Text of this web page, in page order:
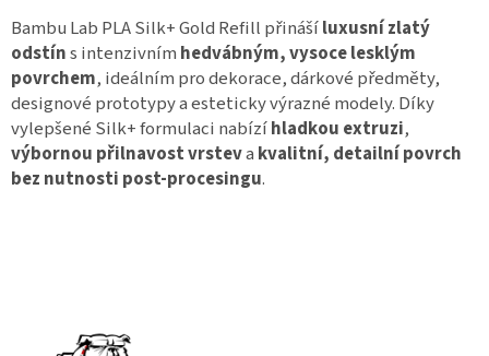
Bambu Lab PLA Silk+ Gold Refill přinášíluxusní zlatý
odstíns intenzivním hedvábným, vysoce lesklým
povrchem, ideálním pro dekorace, dárkové předměty,
designové prototypy a esteticky výrazné modely. Díky
vylepšené Silk+ formulaci nabízíhladkou extruzi,
výbornou přilnavost vrsteva kvalitní, detailní povrch
bez nutnosti post‑procesingu.